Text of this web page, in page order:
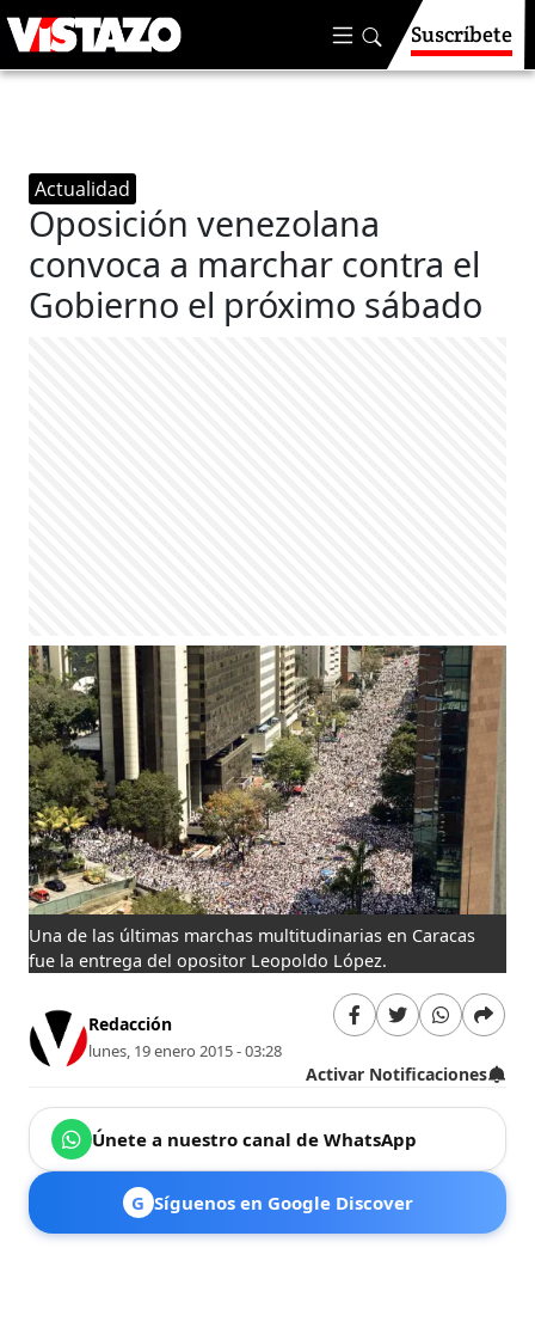
Suscríbete
Actualidad
Oposición venezolana
convoca a marchar contra el
Gobierno el próximo sábado
Una de las últimas marchas multitudinarias en Caracas
fue la entrega del opositor Leopoldo López.
Redacción
lunes, 19 enero 2015 - 03:28
Activar Notificaciones
Únete a nuestro canal de WhatsApp
G Síguenos en Google Discover